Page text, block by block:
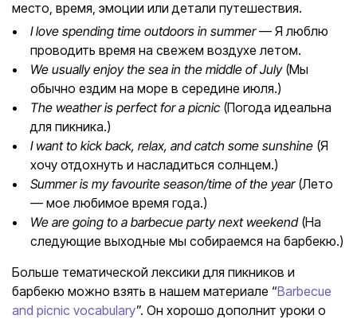
место, время, эмоции или детали путешествия.
I love spending time outdoors in summer— Я люблю
проводить время на свежем воздухе летом.
We usually enjoy the sea in the middle of July(Мы
обычно ездим на море в середине июля.)
The weather is perfect for a picnic (Погода идеальна
для пикника.)
I want to kick back, relax, and catch some sunshine (Я
хочу отдохнуть и насладиться солнцем.)
Summer is my favourite season/time of the year(Лето
— мое любимое время года.)
We are going to a barbecue party next weekend(На
следующие выходные мы собираемся на барбекю.)
Больше тематической лексики для пикников и
барбекю можно взять в нашем материале “Barbecue
and picnic vocabulary”. Он хорошо дополнит уроки о